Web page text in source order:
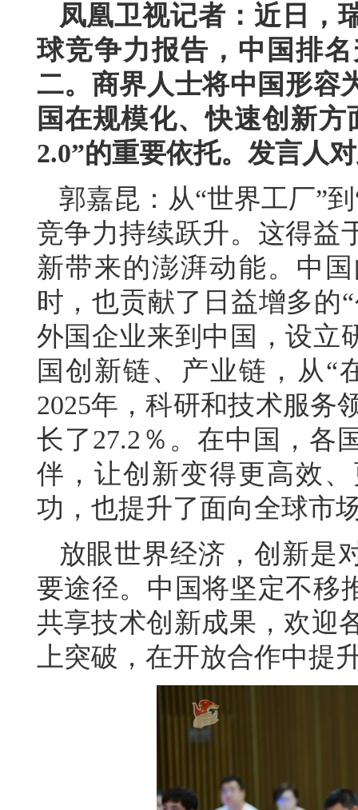
凤凰卫视记者：近日，
球竞争力报告，中国排
二。商界人士将中国形容
国在规模化、快速创新
2.0”的重要依托。发言人
郭嘉昆：从“世界工厂”
竞争力持续跃升。这得益
新带来的澎湃动能。中
时，也贡献了日益增多的
外国企业来到中国，设立
国创新链、产业链，从“
2025年，科研和技术服务
长了27.2％。在中国，各
伴，让创新变得更高效
功，也提升了面向全球市
放眼世界经济，创新是
要途径。中国将坚定不移
共享技术创新成果，欢迎
上突破，在开放合作中提